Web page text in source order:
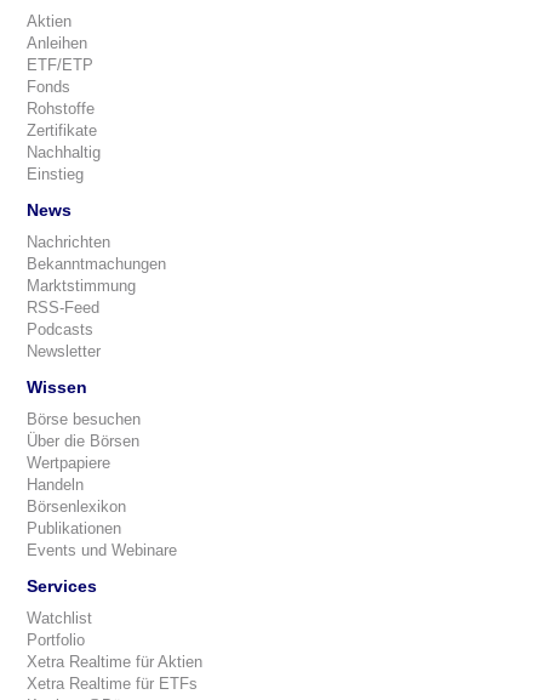
Aktien
Anleihen
ETF/ETP
Fonds
Rohstoffe
Zertifikate
Nachhaltig
Einstieg
News
Nachrichten
Bekanntmachungen
Marktstimmung
RSS-Feed
Podcasts
Newsletter
Wissen
Börse besuchen
Über die Börsen
Wertpapiere
Handeln
Börsenlexikon
Publikationen
Events und Webinare
Services
Watchlist
Portfolio
Xetra Realtime für Aktien
Xetra Realtime für ETFs